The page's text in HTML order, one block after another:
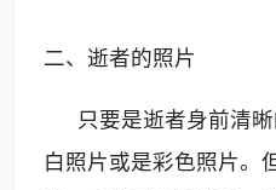
二、逝者的照片
只要是逝者身前清
白照片或是彩色照片。